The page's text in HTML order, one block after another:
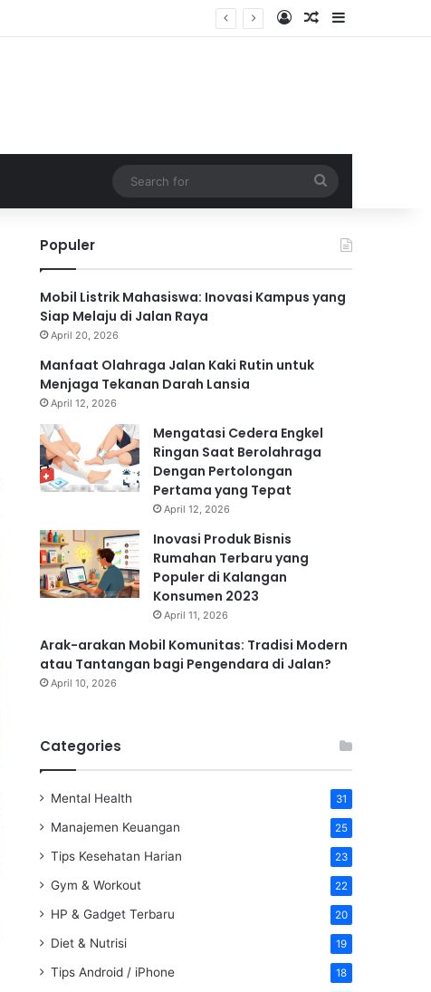
Log InRandom Article
Sidebar
for
Populer
Mobil Listrik Mahasiswa: Inovasi Kampus yang
Siap Melaju di Jalan Raya
April 20, 2026
Manfaat Olahraga Jalan Kaki Rutin untuk
Menjaga Tekanan Darah Lansia
April 12, 2026
Mengatasi Cedera Engkel
Ringan Saat Berolahraga
Dengan Pertolongan
Pertama yang Tepat
April 12, 2026
Inovasi Produk Bisnis
Rumahan Terbaru yang
Populer di Kalangan
Konsumen 2023
April 11, 2026
Arak-arakan Mobil Komunitas: Tradisi Modern
atau Tantangan bagi Pengendara di Jalan?
April 10, 2026
Categories
Mental Health 31
Manajemen Keuangan 25
Tips Kesehatan Harian 23
Gym & Workout 22
HP & Gadget Terbaru 20
Diet & Nutrisi 19
Tips Android / iPhone 18